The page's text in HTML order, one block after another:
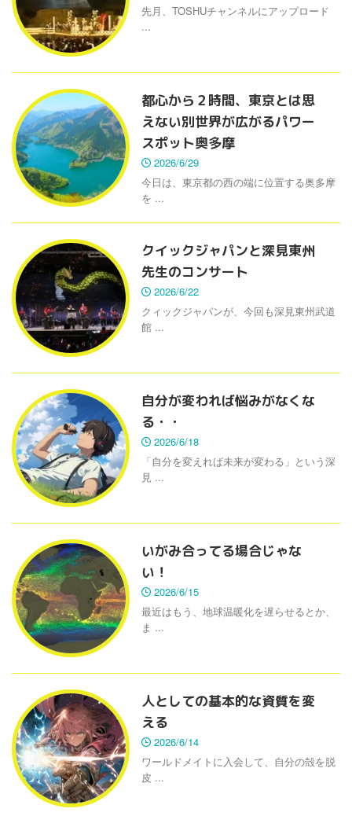
先月、TOSHUチャンネルにアップロード
...
都心から２時間、東京とは思
えない別世界が広がるパワー
スポット奥多摩
2026/6/29
今日は、東京都の西の端に位置する奥多摩
を ...
クイックジャパンと深見東州
先生のコンサート
2026/6/22
クィックジャパンが、今回も深見東州武道
館 ...
自分が変われば悩みがなくな
る・・
2026/6/18
「自分を変えれば未来が変わる」という深
見 ...
いがみ合ってる場合じゃな
い！
2026/6/15
最近はもう、地球温暖化を遅らせるとか、
ま ...
人としての基本的な資質を変
える
2026/6/14
ワールドメイトに入会して、自分の殻を脱
皮 ...